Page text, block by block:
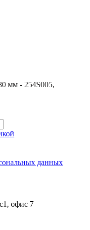
мм - 254S005,
данных
офис 7